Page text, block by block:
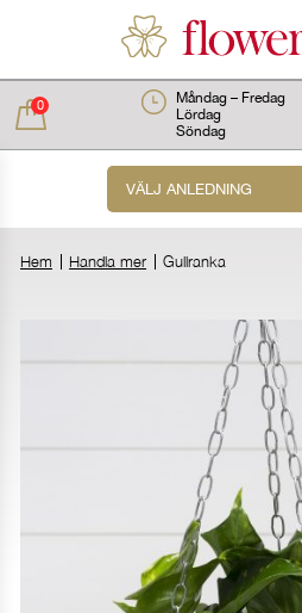
0 Måndag – Fredag
Lördag
Söndag
VÄLJ ANLEDNING
0 kr
Hem Handla mer Gullranka